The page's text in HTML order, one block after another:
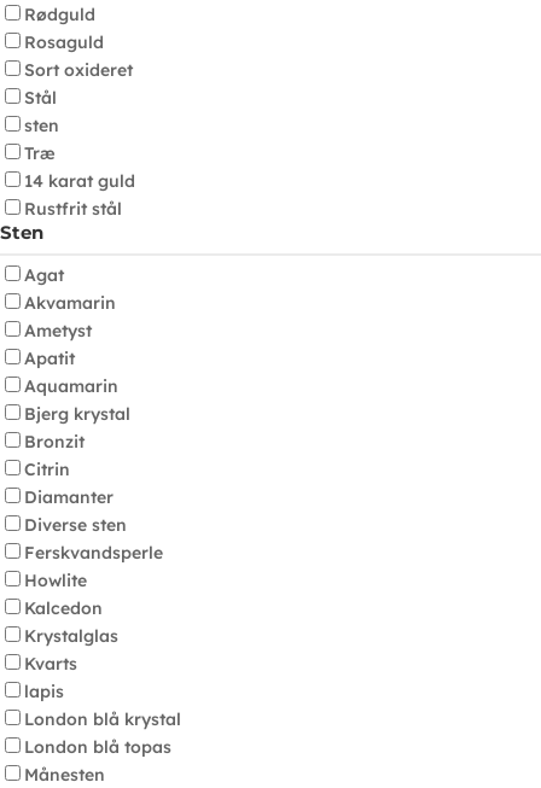
Rødguld
Rosaguld
Sort oxideret
Stål
sten
Træ
14 karat guld
Rustfrit stål
Sten
Agat
Akvamarin
Ametyst
Apatit
Aquamarin
Bjerg krystal
Bronzit
Citrin
Diamanter
Diverse sten
Ferskvandsperle
Howlite
Kalcedon
Krystalglas
Kvarts
lapis
London blå krystal
London blå topas
Månesten